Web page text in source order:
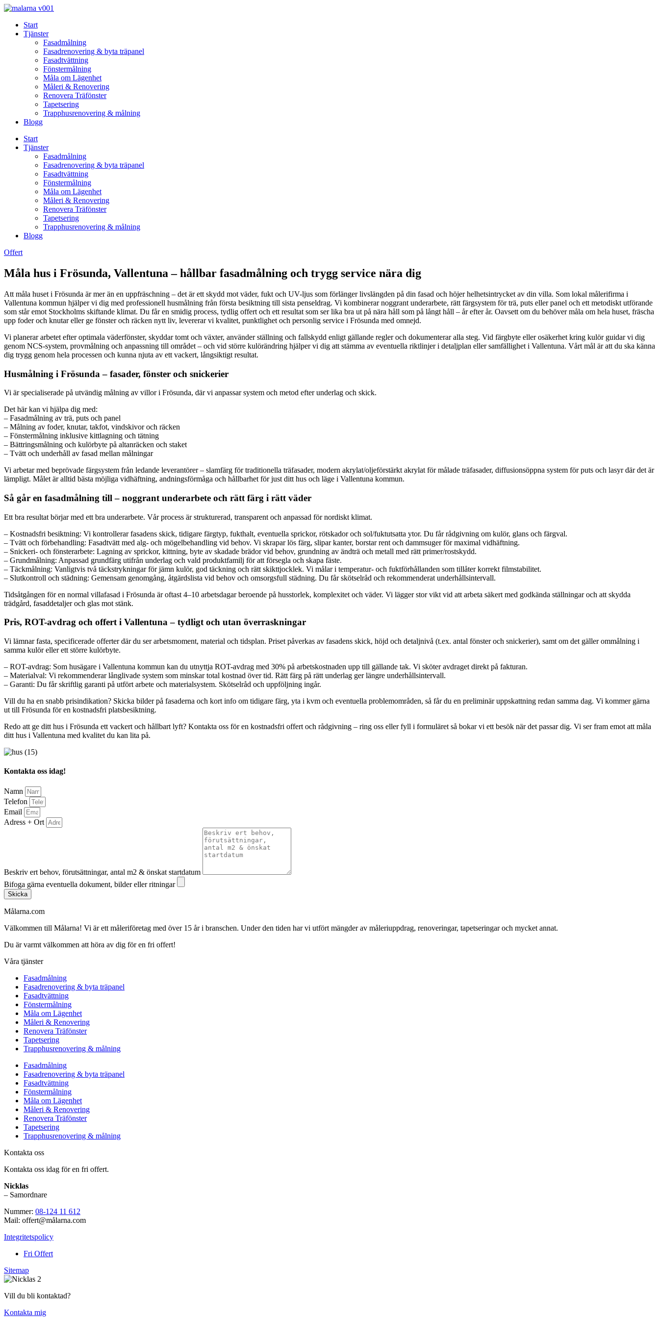
Skip
contentStart
Tjänster
Fasadmålning
Fasadrenovering & byta träpanel
Fasadtvättning
Fönstermålning
Måla om Lägenhet
Måleri & Renovering
Renovera Träfönster
Tapetsering
Trapphusrenovering & målning
Blogg
Start
Tjänster
Fasadmålning
Fasadrenovering & byta träpanel
Fasadtvättning
Fönstermålning
Måla om Lägenhet
Måleri & Renovering
Renovera Träfönster
Tapetsering
Trapphusrenovering & målning
Blogg
Offert
Måla hus i Frösunda, Vallentuna – hållbar fasadmålning och trygg service nära dig
Att måla huset i Frösunda är mer än en uppfräschning – det är ett skydd mot väder, fukt och UV-ljus som förlänger livslängden på din fasad och höjer helhetsintrycket av din villa. Som lokal målerifirma i
Vallentuna kommun hjälper vi dig med professionell husmålning från första besiktning till sista penseldrag. Vi kombinerar noggrant underarbete, rätt färgsystem för trä, puts eller panel och ett metodiskt utförande
som står emot Stockholms skiftande klimat. Du får en smidig process, tydlig offert och ett resultat som ser lika bra ut på nära håll som på långt håll – år efter år. Oavsett om du behöver måla om hela huset, fräscha
upp foder och knutar eller ge fönster och räcken nytt liv, levererar vi kvalitet, punktlighet och personlig service i Frösunda med omnejd.
Vi planerar arbetet efter optimala väderfönster, skyddar tomt och växter, använder ställning och fallskydd enligt gällande regler och dokumenterar alla steg. Vid färgbyte eller osäkerhet kring kulör guidar vi dig
genom NCS-system, provmålning och anpassning till området – och vid större kulörändring hjälper vi dig att stämma av eventuella riktlinjer i detaljplan eller samfällighet i Vallentuna. Vårt mål är att du ska känna
dig trygg genom hela processen och kunna njuta av ett vackert, långsiktigt resultat.
Husmålning i Frösunda – fasader, fönster och snickerier
Vi är specialiserade på utvändig målning av villor i Frösunda, där vi anpassar system och metod efter underlag och skick.
Det här kan vi hjälpa dig med:
– Fasadmålning av trä, puts och panel
– Målning av foder, knutar, takfot, vindskivor och räcken
– Fönstermålning inklusive kittlagning och tätning
– Bättringsmålning och kulörbyte på altanräcken och staket
– Tvätt och underhåll av fasad mellan målningar
Vi arbetar med beprövade färgsystem från ledande leverantörer – slamfärg för traditionella träfasader, modern akrylat/oljeförstärkt akrylat för målade träfasader, diffusionsöppna system för puts och lasyr där det är
lämpligt. Målet är alltid bästa möjliga vidhäftning, andningsförmåga och hållbarhet för just ditt hus och läge i Vallentuna kommun.
Så går en fasadmålning till – noggrant underarbete och rätt färg i rätt väder
Ett bra resultat börjar med ett bra underarbete. Vår process är strukturerad, transparent och anpassad för nordiskt klimat.
– Kostnadsfri besiktning: Vi kontrollerar fasadens skick, tidigare färgtyp, fukthalt, eventuella sprickor, rötskador och sol/fuktutsatta ytor. Du får rådgivning om kulör, glans och färgval.
– Tvätt och förbehandling: Fasadtvätt med alg- och mögelbehandling vid behov. Vi skrapar lös färg, slipar kanter, borstar rent och dammsuger för maximal vidhäftning.
– Snickeri- och fönsterarbete: Lagning av sprickor, kittning, byte av skadade brädor vid behov, grundning av ändträ och metall med rätt primer/rostskydd.
– Grundmålning: Anpassad grundfärg utifrån underlag och vald produktfamilj för att försegla och skapa fäste.
– Täckmålning: Vanligtvis två täckstrykningar för jämn kulör, god täckning och rätt skikttjocklek. Vi målar i temperatur- och fuktförhållanden som tillåter korrekt filmstabilitet.
– Slutkontroll och städning: Gemensam genomgång, åtgärdslista vid behov och omsorgsfull städning. Du får skötselråd och rekommenderat underhållsintervall.
Tidsåtgången för en normal villafasad i Frösunda är oftast 4–10 arbetsdagar beroende på husstorlek, komplexitet och väder. Vi lägger stor vikt vid att arbeta säkert med godkända ställningar och att skydda
trädgård, fasaddetaljer och glas mot stänk.
Pris, ROT-avdrag och offert i Vallentuna – tydligt och utan överraskningar
Vi lämnar fasta, specificerade offerter där du ser arbetsmoment, material och tidsplan. Priset påverkas av fasadens skick, höjd och detaljnivå (t.ex. antal fönster och snickerier), samt om det gäller ommålning i
samma kulör eller ett större kulörbyte.
– ROT-avdrag: Som husägare i Vallentuna kommun kan du utnyttja ROT-avdrag med 30% på arbetskostnaden upp till gällande tak. Vi sköter avdraget direkt på fakturan.
– Materialval: Vi rekommenderar långlivade system som minskar total kostnad över tid. Rätt färg på rätt underlag ger längre underhållsintervall.
– Garanti: Du får skriftlig garanti på utfört arbete och materialsystem. Skötselråd och uppföljning ingår.
Vill du ha en snabb prisindikation? Skicka bilder på fasaderna och kort info om tidigare färg, yta i kvm och eventuella problemområden, så får du en preliminär uppskattning redan samma dag. Vi kommer gärna
ut till Frösunda för en kostnadsfri platsbesiktning.
Redo att ge ditt hus i Frösunda ett vackert och hållbart lyft? Kontakta oss för en kostnadsfri offert och rådgivning – ring oss eller fyll i formuläret så bokar vi ett besök när det passar dig. Vi ser fram emot att måla
ditt hus i Vallentuna med kvalitet du kan lita på.
Kontakta oss idag!
Namn
Telefon
Email
Adress + Ort
Beskriv ert behov, förutsättningar, antal m2 & önskat startdatum
Bifoga gärna eventuella dokument, bilder eller ritningar
Skicka
Målarna.com
Välkommen till Målarna! Vi är ett måleriföretag med över 15 år i branschen. Under den tiden har vi utfört mängder av måleriuppdrag, renoveringar, tapetseringar och mycket annat.
Du är varmt välkommen att höra av dig för en fri offert!
Våra tjänster
Fasadmålning
Fasadrenovering & byta träpanel
Fasadtvättning
Fönstermålning
Måla om Lägenhet
Måleri & Renovering
Renovera Träfönster
Tapetsering
Trapphusrenovering & målning
Fasadmålning
Fasadrenovering & byta träpanel
Fasadtvättning
Fönstermålning
Måla om Lägenhet
Måleri & Renovering
Renovera Träfönster
Tapetsering
Trapphusrenovering & målning
Kontakta oss
Kontakta oss idag för en fri offert.
Nicklas
– Samordnare
Nummer: 08-124 11 612
Mail: offert@målarna.com
Integritetspolicy
Fri Offert
Sitemap
Vill du bli kontaktad?
Kontakta mig